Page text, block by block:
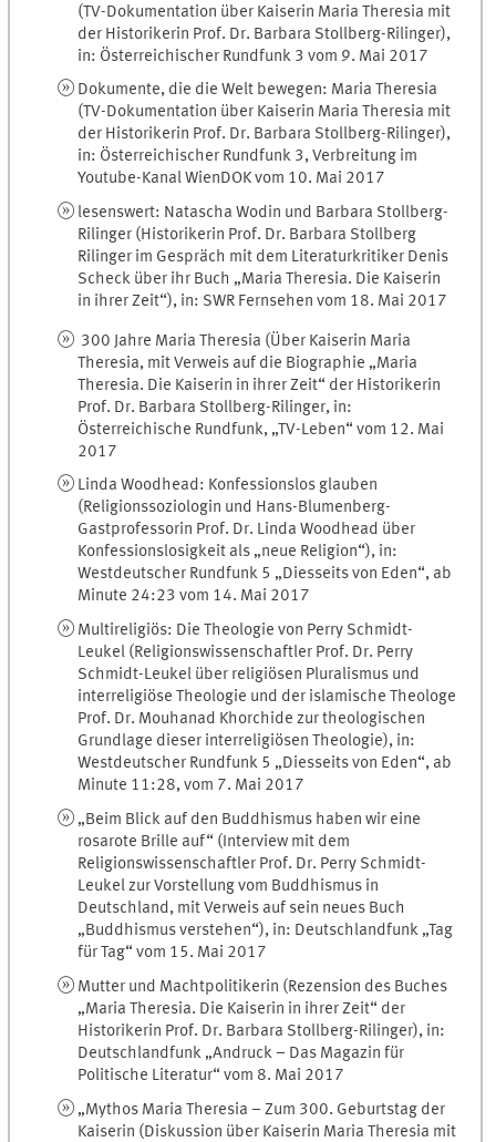
(TV-Dokumentation über Kaiserin Maria Theresia mit
der Historikerin Prof. Dr. Barbara Stollberg-Rilinger),
in: Österreichischer Rundfunk 3 vom 9. Mai 2017
Dokumente, die die Welt bewegen: Maria Theresia
(TV-Dokumentation über Kaiserin Maria Theresia mit
der Historikerin Prof. Dr. Barbara Stollberg-Rilinger),
in: Österreichischer Rundfunk 3, Verbreitung im
Youtube-Kanal WienDOK vom 10. Mai 2017
lesenswert: Natascha Wodin und Barbara Stollberg-
Rilinger (Historikerin Prof. Dr. Barbara Stollberg
Rilinger im Gespräch mit dem Literaturkritiker Denis
Scheck über ihr Buch „Maria Theresia. Die Kaiserin
in ihrer Zeit“), in: SWR Fernsehen vom 18. Mai 2017
300 Jahre Maria Theresia (Über Kaiserin Maria
Theresia, mit Verweis auf die Biographie „Maria
Theresia. Die Kaiserin in ihrer Zeit“ der Historikerin
Prof. Dr. Barbara Stollberg-Rilinger, in:
Österreichische Rundfunk, „TV-Leben“ vom 12. Mai
2017
Linda Woodhead: Konfessionslos glauben
(Religionssoziologin und Hans-Blumenberg-
Gastprofessorin Prof. Dr. Linda Woodhead über
Konfessionslosigkeit als „neue Religion“), in:
Westdeutscher Rundfunk 5 „Diesseits von Eden“, ab
Minute 24:23 vom 14. Mai 2017
Multireligiös: Die Theologie von Perry Schmidt-
Leukel (Religionswissenschaftler Prof. Dr. Perry
Schmidt-Leukel über religiösen Pluralismus und
interreligiöse Theologie und der islamische Theologe
Prof. Dr. Mouhanad Khorchide zur theologischen
Grundlage dieser interreligiösen Theologie), in:
Westdeutscher Rundfunk 5 „Diesseits von Eden“, ab
Minute 11:28, vom 7. Mai 2017
„Beim Blick auf den Buddhismus haben wir eine
rosarote Brille auf“ (Interview mit dem
Religionswissenschaftler Prof. Dr. Perry Schmidt-
Leukel zur Vorstellung vom Buddhismus in
Deutschland, mit Verweis auf sein neues Buch
„Buddhismus verstehen“), in: Deutschlandfunk „Tag
für Tag“ vom 15. Mai 2017
Mutter und Machtpolitikerin (Rezension des Buches
„Maria Theresia. Die Kaiserin in ihrer Zeit“ der
Historikerin Prof. Dr. Barbara Stollberg-Rilinger), in:
Deutschlandfunk „Andruck – Das Magazin für
Politische Literatur“ vom 8. Mai 2017
„Mythos Maria Theresia – Zum 300. Geburtstag der
Kaiserin (Diskussion über Kaiserin Maria Theresia mit